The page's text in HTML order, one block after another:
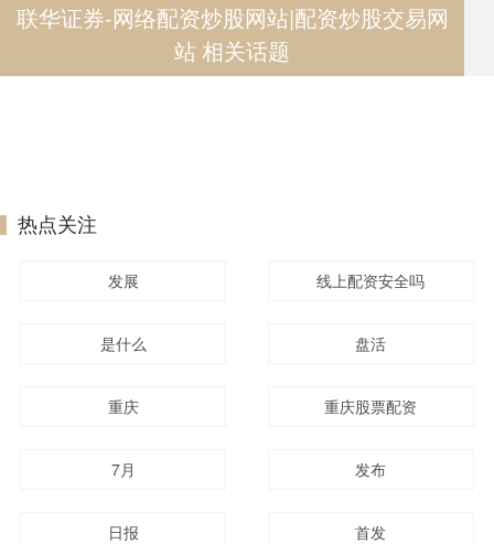
联华证券-网络配资炒股网站|配资炒股交易网
站 相关话题
热点关注
发展 线上配资安全吗
是什么 盘活
重庆 重庆股票配资
7月 发布
日报 首发